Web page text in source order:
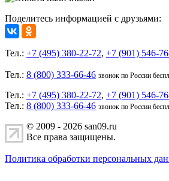
Поделитесь информацией с друзьями:
Тел.: +7 (495) 380-22-72, +7 (901) 546-
Тел.: 8 (800) 333-66-46 звонок по России
Тел.: +7 (495) 380-22-72, +7 (901) 546-
Тел.: 8 (800) 333-66-46 звонок по России
© 2009 - 2026 san09.ru
Все права защищены.
Политика обработки персональных